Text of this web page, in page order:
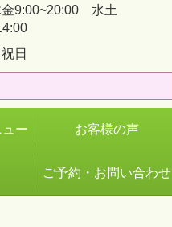
金9:00~20:00 水土
日
ー お客様の声
ご予約・お問い合わせ